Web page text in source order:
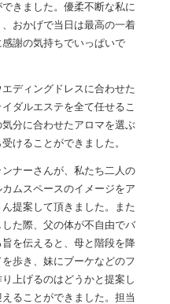
きました。優柔不断な私に
おかげで当日は最高の一着
謝の気持ちでいっぱいで
ディングドレスに合わせた
ダルエステを全て任せるこ
分に合わせたアロマを選ぶ
けることができました。
ナーさんが、私たち二人の
ムスペースのイメージをア
提案して頂きました。また
た際、父の体が不自由でバ
を伝えると、母と階段を降
歩き、妹にブーケなどのフ
上げるのはどうかと提案し
ることができました。担当